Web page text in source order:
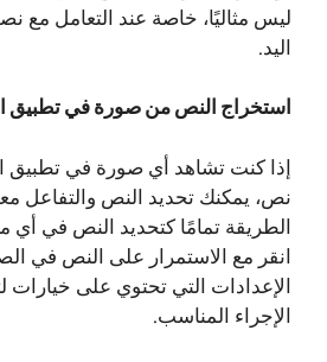
ليس مثاليًا، خاصة عند التعامل
اليد.
استخراج النص من صورة في تطبيق
إذا كنت تشاهد أي صورة في تطبيق
نص، يمكنك تحديد النص والتفاعل
الطريقة تمامًا كتحديد النص في أي
انقر مع الاستمرار على النص في
الإعدادات التي تحتوي على خيارات
الإجراء المناسب.